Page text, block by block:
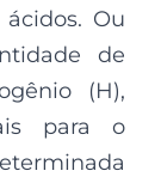
Ou
de
(H),
para o